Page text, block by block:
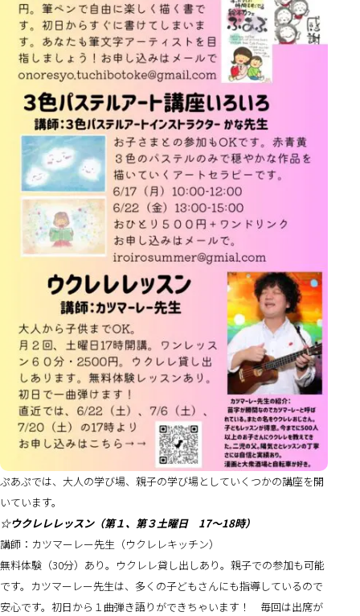
ぷあぷでは、大人の学び場、親子の学び場としていくつかの講座を開
いています。
☆ウクレレレッスン（第１、第３土曜日 17〜18時）
講師：カツマーレー先生（ウクレレキッチン）
無料体験（30分）あり。ウクレレ貸し出しあり。親子での参加も可能
です。カツマーレー先生は、多くの子どもさんにも指導しているので
安心です。初日から１曲弾き語りができちゃいます！ 毎回は出席が